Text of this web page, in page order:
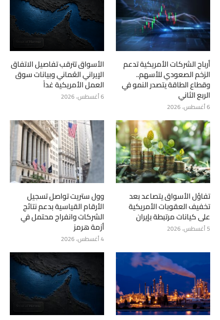
أرباح الشركات الأمريكية تدعم
الزخم الصعودي للأسهم..
وقطاع الطاقة يتصدر النمو في
الربع الثاني
6 أغسطس، 2026
الأسواق تترقب تفاصيل الاتفاق
الإيراني العُماني وبيانات سوق
العمل الأمريكية غداً
6 أغسطس، 2026
تفاؤل الأسواق يتصاعد بعد
تخفيف العقوبات الأمريكية
على كيانات مرتبطة بإيران
5 أغسطس، 2026
وول ستريت تواصل تسجيل
الأرقام القياسية بدعم نتائج
الشركات وانفراج محتمل في
أزمة هرمز
4 أغسطس، 2026